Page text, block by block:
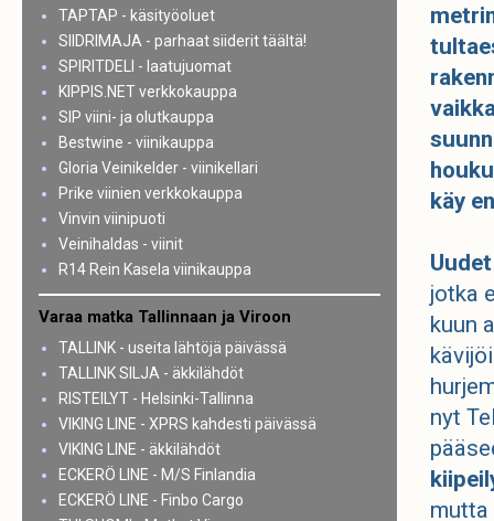
käy
jotka
kuun
nyt
mutta
TAPTAP - käsityöoluet
SIIDRIMAJA - parhaat siiderit täältä!
SPIRITDELI - laatujuomat
KIPPIS.NET verkkokauppa
SIP viini- ja olutkauppa
Bestwine - viinikauppa
Gloria Veinikelder - viinikellari
Prike viinien verkkokauppa
Vinvin viinipuoti
Veinihaldas - viinit
R14 Rein Kasela viinikauppa
Varaa matka Tallinnaan ja Viroon
TALLINK - useita lähtöjä päivässä
TALLINK SILJA - äkkilähdöt
RISTEILYT - Helsinki-Tallinna
VIKING LINE - XPRS kahdesti päivässä
VIKING LINE - äkkilähdöt
ECKERÖ LINE - M/S Finlandia
ECKERÖ LINE - Finbo Cargo